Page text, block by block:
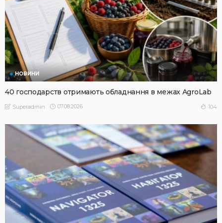
НОВИНИ
40 господарств отримають обладнання в межах AgroLab
Superadmin 07.08.2026 104